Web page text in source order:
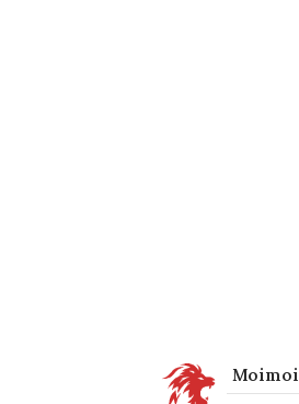
Moimoi